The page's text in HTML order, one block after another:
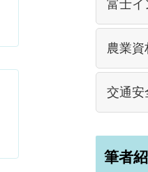
富士イ
農業資
交通安
筆者